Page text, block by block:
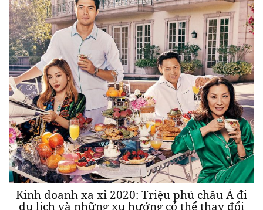
Kinh doanh xa xỉ 2020: Triệu phú châu Á đi
du lịch và những xu hướng có thể thay đổi